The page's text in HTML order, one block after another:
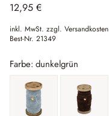
12,95 €
inkl. MwSt. zzgl. Versandkosten
Best-Nr. 21349
Farbe: dunkelgrün
blau braun